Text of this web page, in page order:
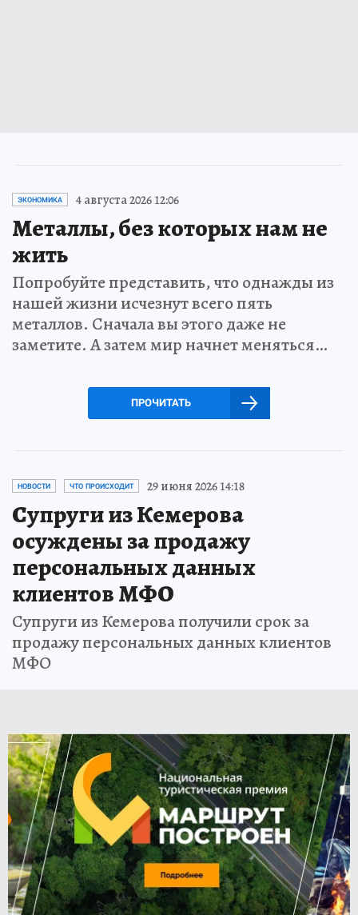
ЭКОНОМИКА 4 августа 2026 12:06
Металлы, без которых нам не
жить
Попробуйте представить, что однажды из
нашей жизни исчезнут всего пять
металлов. Сначала вы этого даже не
заметите. А затем мир начнет меняться…
ПРОЧИТАТЬ
НОВОСТИ ЧТО ПРОИСХОДИТ 29 июня 2026 14:18
Супруги из Кемерова
осуждены за продажу
персональных данных
клиентов МФО
Супруги из Кемерова получили срок за
продажу персональных данных клиентов
МФО